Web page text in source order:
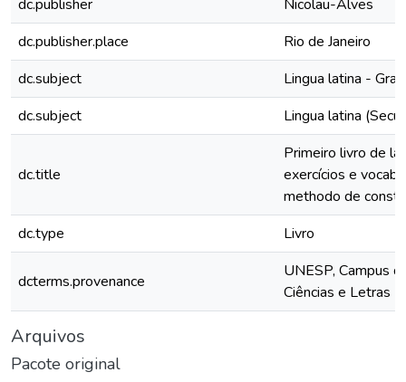
dc.publisher
Nicolau-Alves
dc.publisher.place
Rio de Janeiro
dc.subject
Lingua latina -
dc.subject
Lingua latina
dc.title
Primeiro livro de
exercícios e
methodo de
dc.type
Livro
dcterms.provenance
UNESP, Campus
Ciências e Letras
Arquivos
Pacote original